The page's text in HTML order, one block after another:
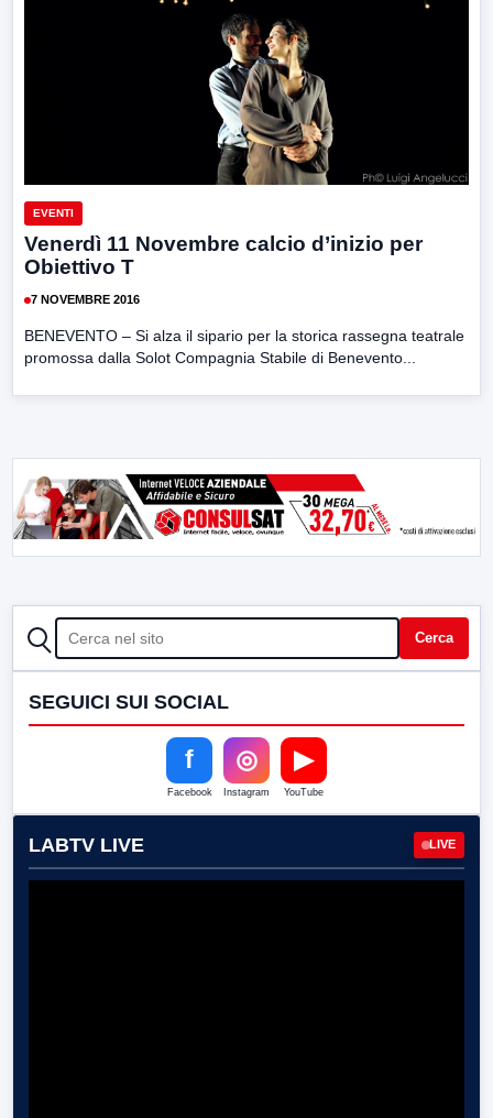
EVENTI
Venerdì 11 Novembre calcio d’inizio per
Obiettivo T
7 NOVEMBRE 2016
BENEVENTO – Si alza il sipario per la storica rassegna teatrale
promossa dalla Solot Compagnia Stabile di Benevento...
CERCA Cerca
SEGUICI SUI SOCIAL
f
Facebook
◎
Instagram
▶
YouTube
LABTV LIVE LIVE